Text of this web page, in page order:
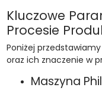
Kluczowe
Procesie
Poniżej
oraz ich znaczenie w
Maszyna